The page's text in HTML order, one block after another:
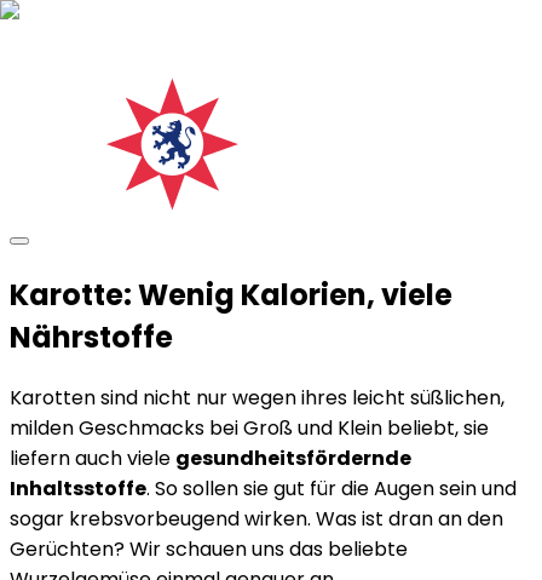
Karotte: Wenig Kalorien, viele
Nährstoffe
Karotten sind nicht nur wegen ihres leicht süßlichen,
milden Geschmacks bei Groß und Klein beliebt, sie
liefern auch viele gesundheitsfördernde
Inhaltsstoffe. So sollen sie gut für die Augen sein und
sogar krebsvorbeugend wirken. Was ist dran an den
Gerüchten? Wir schauen uns das beliebte